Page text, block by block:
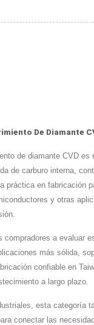
De Diamante
de diamante CVD es
de carburo interna,
práctica en fabricación
y otras
compradores a evaluar
más sólida,
confiable en
a largo plazo.
esta categoría
conectar las